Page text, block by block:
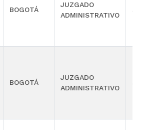
BOGOTÁ
JUZGADO
ADMINISTRATIVO
BOGOTÁ
JUZGADO
ADMINISTRATIVO